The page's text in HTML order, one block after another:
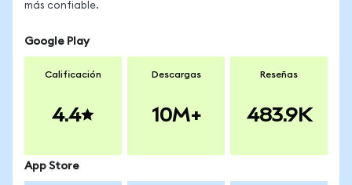
más confiable.
Google Play
Calificación
4.4
Descargas
10M+
Reseñas
483.9K
App Store